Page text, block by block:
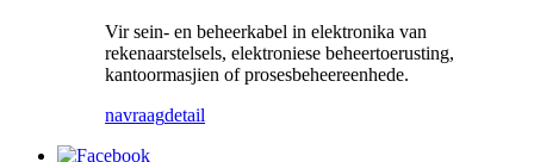
Vir sein- en beheerkabel in elektronika van
rekenaarstelsels, elektroniese beheertoerusting,
kantoormasjien of prosesbeheereenhede.
navraagdetail